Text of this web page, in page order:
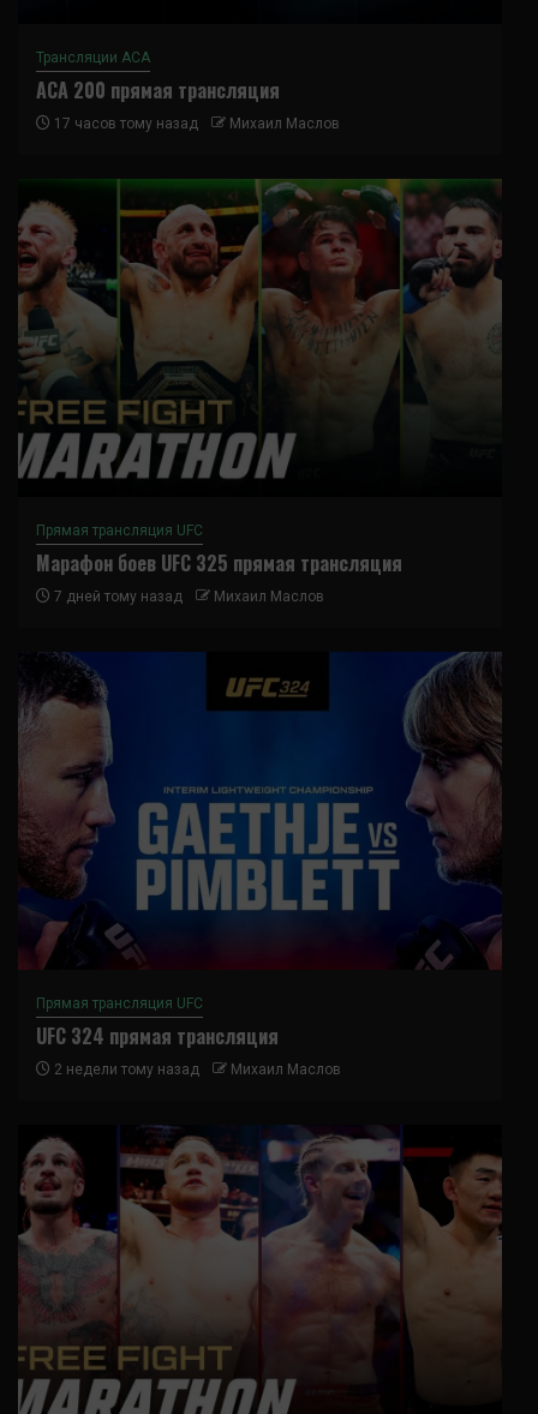
Трансляции ACA
ACA 200 прямая трансляция
17 часов тому назад Михаил Маслов
Прямая трансляция UFC
Марафон боев UFC 325 прямая трансляция
7 дней тому назад Михаил Маслов
Прямая трансляция UFC
UFC 324 прямая трансляция
2 недели тому назад Михаил Маслов